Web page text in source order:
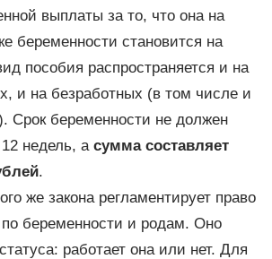
выплаты за то, что она на
беременности становится на
пособия распространяется и на
и на безработных (в том числе и
Срок беременности не должен
недель, а сумма составляет
.
же закона регламентирует право
беременности и родам. Оно
работает она или нет. Для